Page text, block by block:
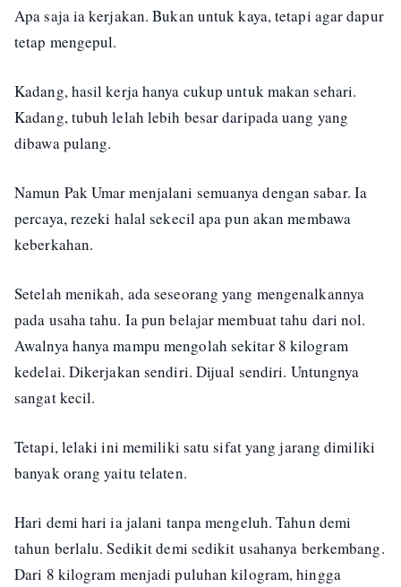
Apa saja ia kerjakan. Bukan untuk kaya, tetapi agar dapur
tetap mengepul.
Kadang, hasil kerja hanya cukup untuk makan sehari.
Kadang, tubuh lelah lebih besar daripada uang yang
dibawa pulang.
Namun Pak Umar menjalani semuanya dengan sabar. Ia
percaya, rezeki halal sekecil apa pun akan membawa
keberkahan.
Setelah menikah, ada seseorang yang mengenalkannya
pada usaha tahu. Ia pun belajar membuat tahu dari nol.
Awalnya hanya mampu mengolah sekitar 8 kilogram
kedelai. Dikerjakan sendiri. Dijual sendiri. Untungnya
sangat kecil.
Tetapi, lelaki ini memiliki satu sifat yang jarang dimiliki
banyak orang yaitu telaten.
Hari demi hari ia jalani tanpa mengeluh. Tahun demi
tahun berlalu. Sedikit demi sedikit usahanya berkembang.
Dari 8 kilogram menjadi puluhan kilogram, hingga